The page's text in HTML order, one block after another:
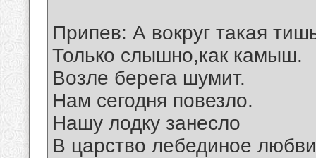
Припев: А вокруг такая
Только слышно,как камыш.
Возле берега шумит.
Нам сегодня повезло.
Нашу лодку занесло
В царство лебединое